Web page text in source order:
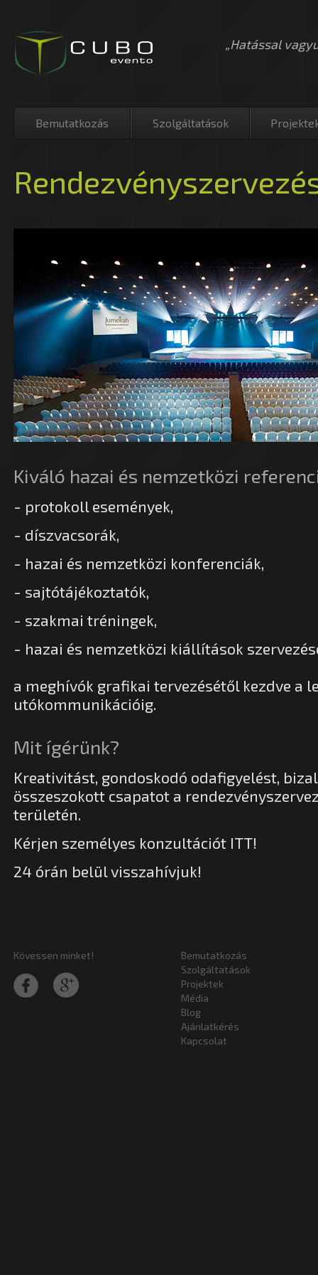
„Hatással
Bemutatkozás Szolgáltatások
Kiváló hazai és nemzetközi
- protokoll események,
- díszvacsorák,
- hazai és nemzetközi konferenciák,
- sajtótájékoztatók,
- szakmai tréningek,
- hazai és nemzetközi kiállítások
a meghívók grafikai tervezésétől kezdve a
utókommunikációig.
Mit ígérünk?
Kreativitást, gondoskodó odafigyelést,
összeszokott csapatot a
területén.
Kérjen személyes konzultációt ITT!
24 órán belül visszahívjuk!
Kövessen minket!
Bemutatkozás
Szolgáltatások
Projektek
Média
Blog
Ajánlatkérés
Kapcsolat